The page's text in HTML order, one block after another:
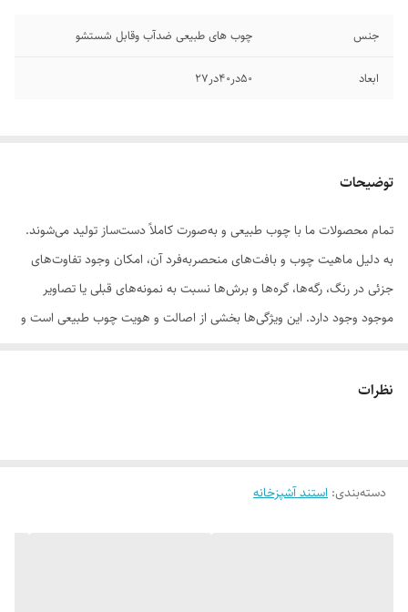
جنس چوب‌ های طبیعی ضدآب وقابل شستشو
ابعاد ۵۰در۴۰در۲۷
توضیحات
تمام محصولات ما با چوب طبیعی و به‌صورت کاملاً دست‌ساز تولید می‌شوند.
به دلیل ماهیت چوب و بافت‌های منحصر‌به‌فرد آن، امکان وجود تفاوت‌های
جزئی در رنگ، رگه‌ها، گره‌ها و برش‌ها نسبت به نمونه‌های قبلی یا تصاویر
موجود وجود دارد. این ویژگی‌ها بخشی از اصالت و هویت چوب طبیعی است و
سفارش به‌منزله‌ی پذیرش این موارد و آگاهی از ویژگی‌های طبیعی چوب هست
نظرات
دسته‌بندی: استند آشپزخانه